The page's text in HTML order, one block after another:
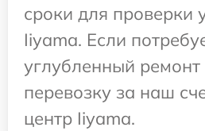
сроки для проверки
Iiyama. Если
углубленный
перевозку за наш
центр Iiyama.